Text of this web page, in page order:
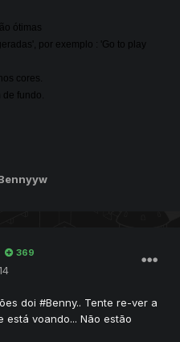
ótimas
por exemplo : 'Go to play
cores.
de fundo.
369
doi #Benny.. Tente re-ver a
voando... Não estão